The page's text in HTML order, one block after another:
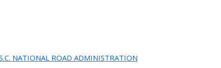
NATIONAL ROAD ADMINISTRATION